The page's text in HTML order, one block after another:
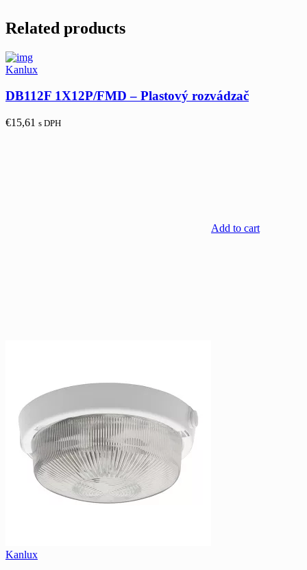
Related products
Kanlux
DB112F 1X12P/FMD – Plastový rozvádzač
€15,61 s DPH
Add to cart
Kanlux